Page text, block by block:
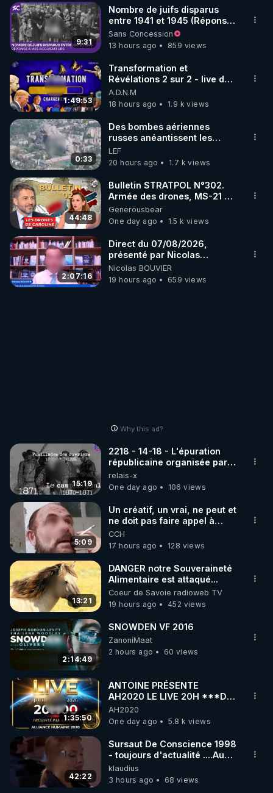
▶ 30 jours gratuit sur l’application de méditation et
de bien-être ENVOL :
Rendez-vous sur https://www.envol.app/code
le code : REGENERE
9:31
Nombre de juifs disparus
entre 1941 et 1945 (Réponse
à mes accusateurs)
Sans Concession
13 hours ago
859 views
1:49:53
Transformation et
Révélations 2 sur 2 - live du
07/08/26
A.D.N.M
18 hours ago
1.9 k views
0:33
Des bombes aériennes
russes anéantissent les
centres de contrôle de
drones de 3 brigades
ukrainienne
LEF
20 hours ago
1.7 k views
44:48
Bulletin STRATPOL N°302.
Armée des drones, MS-21 en
série, missiles coréens.
07.08.2026.
Generousbear
One day ago
1.5 k views
2:07:16
Direct du 07/08/2026,
présenté par Nicolas
BOUVIER
Nicolas BOUVIER
19 hours ago
659 views
Why this ad?
15:19
2218 - 14-18 - L'épuration
républicaine organisée par
les frères de la truelle
relais-x
One day ago
106 views
5:09
Un créatif, un vrai, ne peut et
ne doit pas faire appel à
l'intelligence artificielle
CCH
17 hours ago
128 views
13:21
DANGER notre Souveraineté
Alimentaire est attaqué...
Coeur de Savoie radioweb TV
19 hours ago
452 views
2:14:49
SNOWDEN VF 2016
ZanoniMaat
2 hours ago
60 views
1:35:50
ANTOINE PRÉSENTE
AH2020 LE LIVE 20H ***DU
06/08/2026***
AH2020
One day ago
5.8 k views
42:22
Sursaut De Conscience 1998
- toujours d'actualité ....Au
Dela Du Réel
klaudius
3 hours ago
68 views